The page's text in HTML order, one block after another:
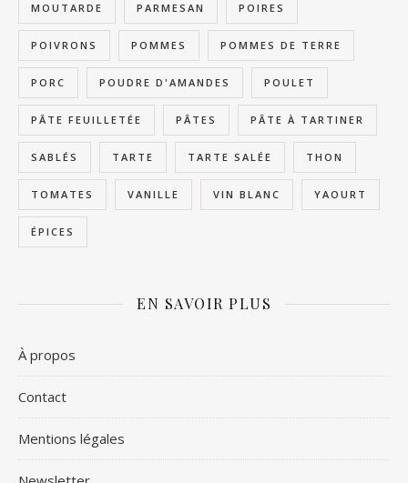
MOUTARDE PARMESAN POIRES
POIVRONS POMMES POMMES DE TERRE
PORC POUDRE D'AMANDES POULET
PÂTE FEUILLETÉE PÂTES PÂTE À TARTINER
SABLÉS TARTE TARTE SALÉE THON
TOMATES VANILLE VIN BLANC YAOURT
ÉPICES
EN SAVOIR PLUS
À propos
Contact
Mentions légales